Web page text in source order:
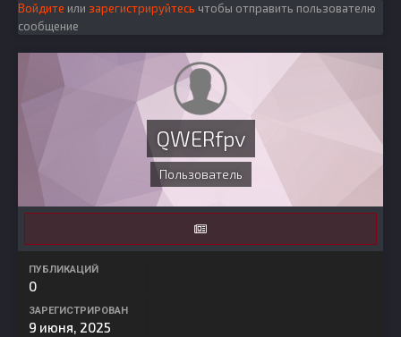
Войдите или зарегистрируйтесь чтобы отправить пользователю
сообщение
QWERfpv
Пользователь
ПУБЛИКАЦИЙ
0
ЗАРЕГИСТРИРОВАН
9 июня, 2025